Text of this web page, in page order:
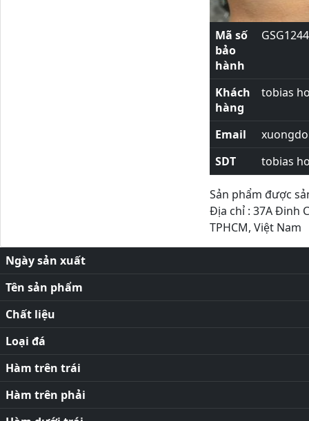
Mã số
bảo
hành
GSG1244
Khách
hàng
tobias
Email
SDT
tobias
Sản phẩm được
Địa chỉ : 37A Đinh
TPHCM, Việt Nam
Ngày sản xuất
Tên sản phẩm
Chất liệu
Loại đá
Hàm trên trái
Hàm trên phải